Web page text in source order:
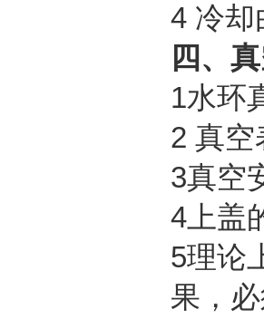
4 冷却
四、
1水环
2 真空
3真空
4上盖
5理论
果，